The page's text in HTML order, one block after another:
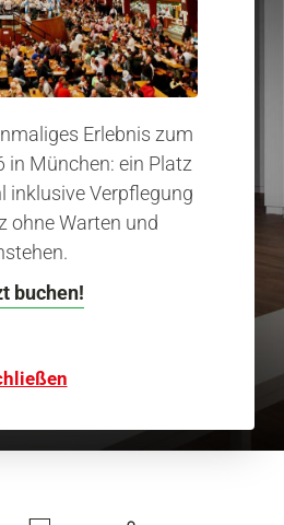
Erlebnis zum
in München: ein Platz
inklusive Verpflegung
ohne Warten und
buchen!
Vuitton München
Stars